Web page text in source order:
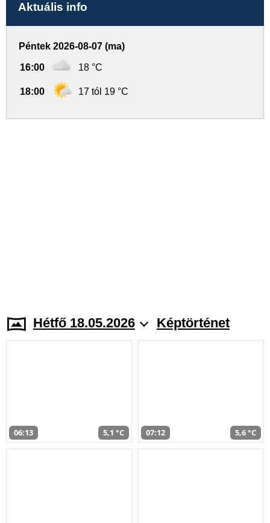
Aktuális info
Péntek 2026-08-07 (ma)
16:00 18 °C
18:00 17 tól 19 °C
Hétfő 18.05.2026 Képtörténet
06:13 5,1 °C 07:12 5,6 °C